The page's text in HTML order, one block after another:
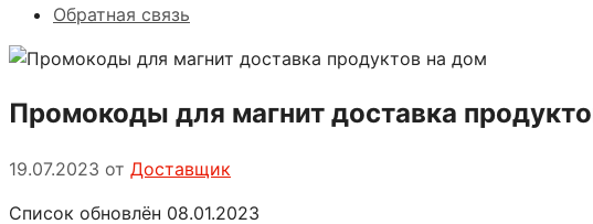
Обратная связь
Промокоды для магнит доставка
19.07.2023 от Доставщик
Список обновлён 08.01.2023